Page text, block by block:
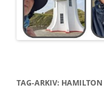
TAG-ARKIV: HAMILTON